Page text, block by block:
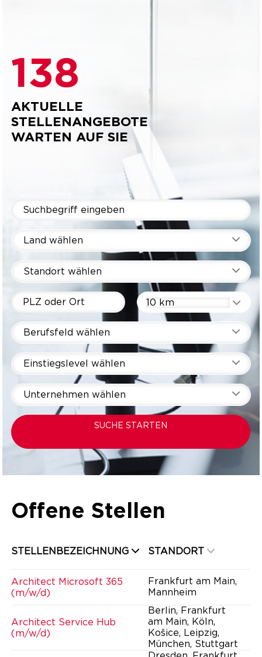
138
AKTUELLE
STELLENANGEBOTE
WARTEN AUF SIE
Land wählen
Standort wählen
10 km
Berufsfeld wählen
Einstiegslevel wählen
Unternehmen wählen
SUCHE STARTEN
Offene Stellen
STELLENBEZEICHNUNG STANDORT
Architect Microsoft 365
(m/w/d)
Frankfurt am Main,
Mannheim
Architect Service Hub
(m/w/d)
Berlin, Frankfurt
am Main, Köln,
Košice, Leipzig,
München, Stuttgart